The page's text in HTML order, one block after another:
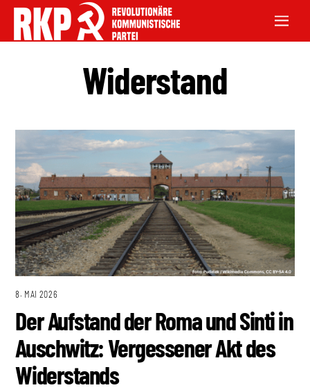
Widerstand
8. MAI 2026
Der Aufstand der Roma und Sinti in
Auschwitz: Vergessener Akt des
Widerstands